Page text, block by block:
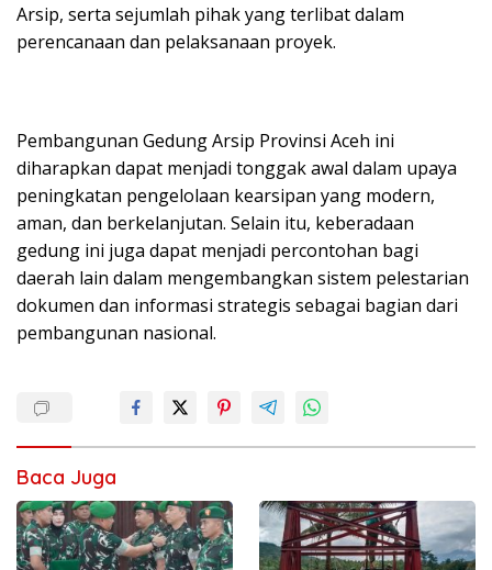
Arsip, serta sejumlah pihak yang terlibat dalam
perencanaan dan pelaksanaan proyek.
Pembangunan Gedung Arsip Provinsi Aceh ini
diharapkan dapat menjadi tonggak awal dalam upaya
peningkatan pengelolaan kearsipan yang modern,
aman, dan berkelanjutan. Selain itu, keberadaan
gedung ini juga dapat menjadi percontohan bagi
daerah lain dalam mengembangkan sistem pelestarian
dokumen dan informasi strategis sebagai bagian dari
pembangunan nasional.
Baca Juga